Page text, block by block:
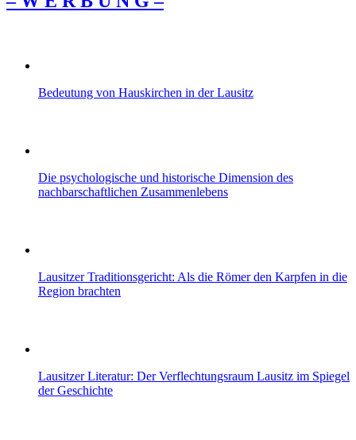
Bedeutung von Hauskirchen in der Lausitz
Die psychologische und historische Dimension des
nachbarschaftlichen Zusammenlebens
Lausitzer Traditionsgericht: Als die Römer den Karpfen in die
Region brachten
Lausitzer Literatur: Der Verflechtungsraum Lausitz im Spiegel
der Geschichte